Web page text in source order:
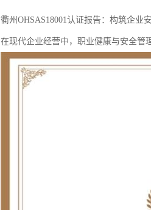
衢州OHSAS18001认证报告：构筑企业
在现代企业经营中，职业健康与安全管